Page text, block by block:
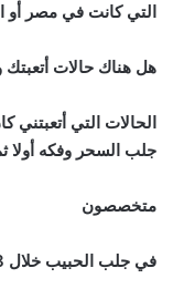
التي كانت في مصر أو
هل هناك حالات
الحالات التي أتعبتني
جلب السحر وفكه
متخصصون
في جلب الحبيب خلال 48 ساعه